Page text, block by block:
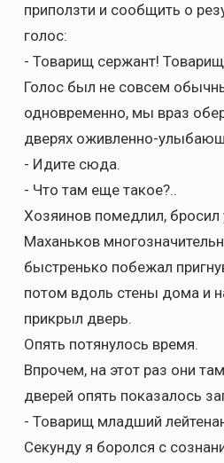
приползти и сообщить о
голос:
- Товарищ сержант!
Голос был не совсем
одновременно, мы враз
дверях оживленно-
- Идите сюда.
- Что там еще такое?..
Хозяинов помедлил,
Маханьков
быстренько побежал
потом вдоль стены дома и
прикрыл дверь.
Опять потянулось время.
Впрочем, на этот раз они
дверей опять показалось
- Товарищ младший
Секунду я боролся с